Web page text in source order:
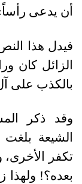
أن يدعى
فيدل هذا
الزائل كان
بالكذب على
وقد ذكر
الشيعة
تكفر
بعده؟! ولهذا